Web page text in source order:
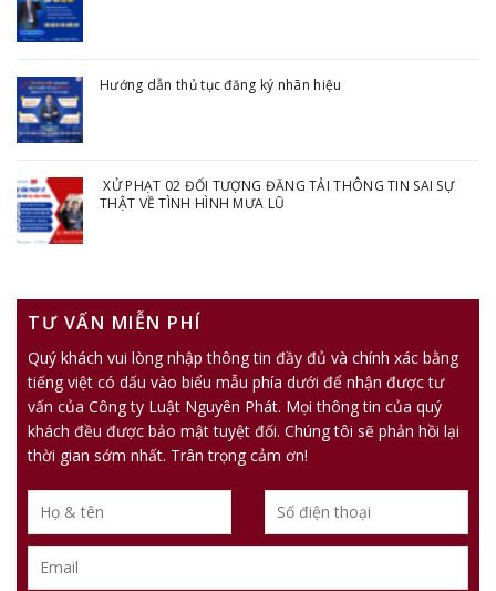
Hướng dẫn thủ tục đăng ký nhãn hiệu
XỬ PHẠT 02 ĐỐI TƯỢNG ĐĂNG TẢI THÔNG TIN SAI SỰ
THẬT VỀ TÌNH HÌNH MƯA LŨ
TƯ VẤN MIỄN PHÍ
Quý khách vui lòng nhập thông tin đầy đủ và chính xác bằng
tiếng việt có dấu vào biểu mẫu phía dưới để nhận được tư
vấn của Công ty Luật Nguyên Phát. Mọi thông tin của quý
khách đều được bảo mật tuyệt đối. Chúng tôi sẽ phản hồi lại
thời gian sớm nhất. Trân trọng cảm ơn!